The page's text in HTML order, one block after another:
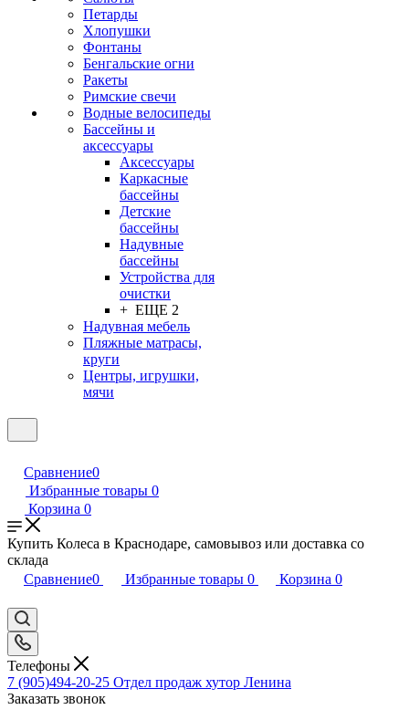
Петарды
Хлопушки
Фонтаны
Бенгальские огни
Ракеты
Римские свечи
Водные велосипеды
Бассейны и
аксессуары
Аксессуары
Каркасные
бассейны
Детские
бассейны
Надувные
бассейны
Устройства для
очистки
+ ЕЩЕ 2
Надувная мебель
Пляжные матрасы,
круги
Центры, игрушки,
мячи
Сравнение0
Избранные товары 0
Корзина 0
Купить Колеса в Краснодаре, самовывоз или доставка со
склада
Сравнение0 Избранные товары 0 Корзина 0
Телефоны
7 (905)494-20-25 Отдел продаж хутор Ленина
Заказать звонок